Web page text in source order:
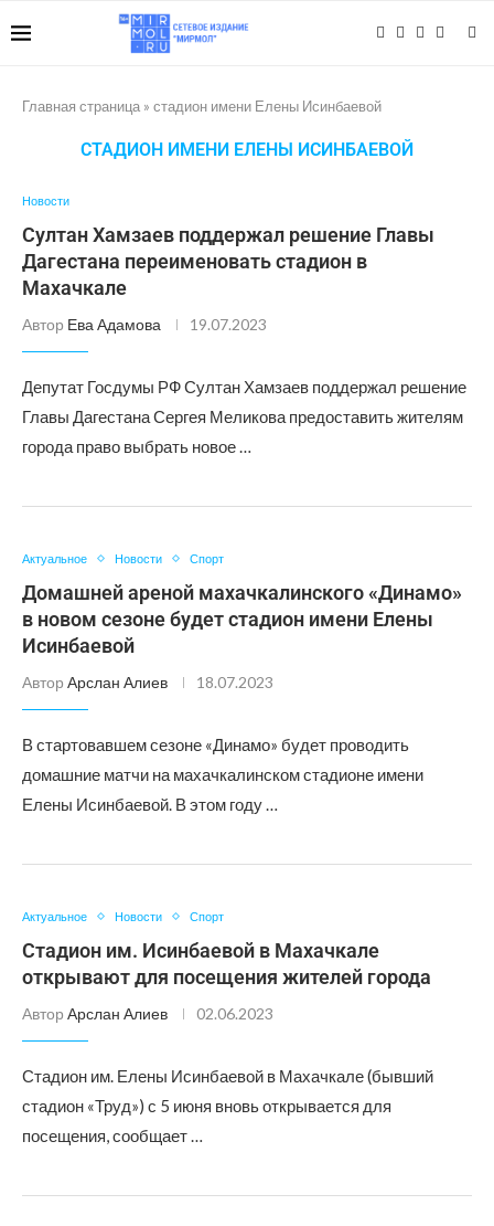
Главная страница » стадион имени Елены Исинбаевой
СТАДИОН ИМЕНИ ЕЛЕНЫ ИСИНБАЕВОЙ
Новости
Султан Хамзаев поддержал решение Главы
Дагестана переименовать стадион в
Махачкале
Автор Ева Адамова 19.07.2023
Депутат Госдумы РФ Султан Хамзаев поддержал решение
Главы Дагестана Сергея Меликова предоставить жителям
города право выбрать новое …
Актуальное Новости Спорт
Домашней ареной махачкалинского «Динамо»
в новом сезоне будет стадион имени Елены
Исинбаевой
Автор Арслан Алиев 18.07.2023
В стартовавшем сезоне «Динамо» будет проводить
домашние матчи на махачкалинском стадионе имени
Елены Исинбаевой. В этом году …
Актуальное Новости Спорт
Стадион им. Исинбаевой в Махачкале
открывают для посещения жителей города
Автор Арслан Алиев 02.06.2023
Стадион им. Елены Исинбаевой в Махачкале (бывший
стадион «Труд») с 5 июня вновь открывается для
посещения, сообщает …